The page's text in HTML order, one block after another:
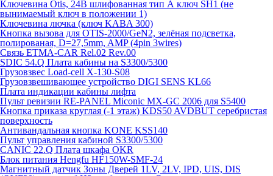
Ключевина Otis, 24В шлифованная тип А ключ SH1 (не
вынимаемый ключ в положении 1)
Ключевина лючка (ключ KABA 300)
Кнопка вызова для OTIS-2000/GeN2, зелёная подсветка,
полированая, D=27,5mm, AMP (4pin 3wires)
Связь ETMA-CAR Rel.02 Rev.00
SDIC 54.Q Плата кабины на S3300/5300
Грузовзвес Load-cell X-130-S08
Грузовзвешивающее устройство DIGI SENS KL66
Плата индикации кабины лифта
Пульт ревизии RE-PANEL Miconic MX-GC 2006 для S5400
Кнопка приказа круглая (-1 этаж) KDS50 AVDBUT серебристая
поверхность
Антивандальная кнопка KONE KSS140
Пульт управления кабиной S3300/5300
CANIC 22.Q Плата шкафа OKR
Блок питания Hengfu HF150W-SMF-24
Магнитный датчик Зоны Дверей 1LV, 2LV, IPD, UIS, DIS